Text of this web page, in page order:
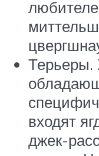
Терьеры.
входят
джек-